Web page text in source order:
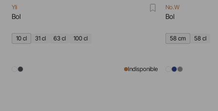
Yli
Bol
10 cl 31 cl 63 cl 100 cl
Indisponible
No.W
Bol
58 cm 58 cl